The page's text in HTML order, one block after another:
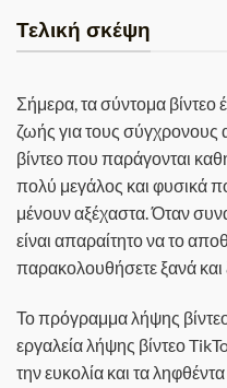
Τελική σκέψη
Σήμερα, τα σύντομα βίντεο
ζωής για τους
βίντεο που παράγονται
πολύ μεγάλος και φυσικά
μένουν αξέχαστα. Όταν
είναι απαραίτητο να το
παρακολουθήσετε ξανά και
Το πρόγραμμα λήψης
εργαλεία λήψης βίντεο
την ευκολία και τα